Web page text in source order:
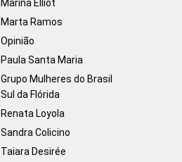
Marina Elliot
Marta Ramos
Opinião
Paula Santa Maria
Grupo Mulheres do Brasil
Sul da Flórida
Renata Loyola
Sandra Colicino
Taiara Desirée